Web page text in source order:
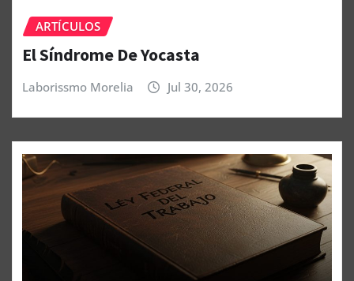
ARTÍCULOS
El Síndrome De Yocasta
Laborissmo Morelia Jul 30, 2026